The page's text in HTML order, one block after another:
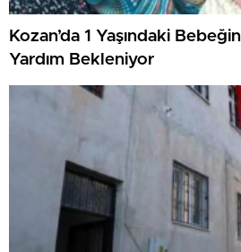
Kozan’da 1 Yaşındaki
Yardım Bekleniyor